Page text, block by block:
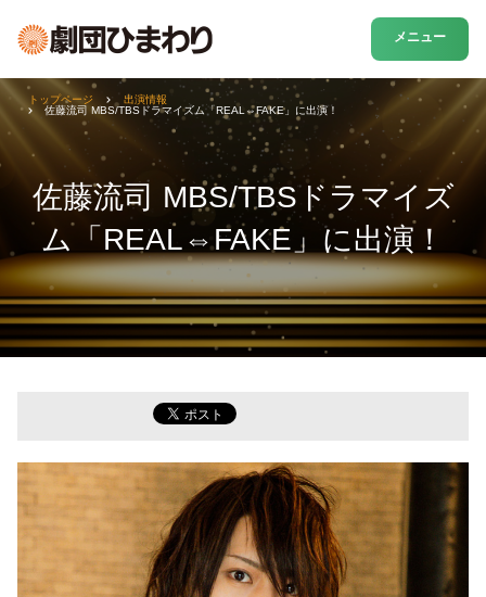
メニュー
佐藤流司 MBS/TBSドラマイズ
ム「REAL⇔FAKE」に出演！
トップページ
出演情報
佐藤流司 MBS/TBSドラマイズム「REAL⇔FAKE」に出演！